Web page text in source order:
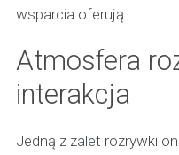
wsparcia oferują.
Atmosfera
interakcja
Jedną z zalet rozrywki